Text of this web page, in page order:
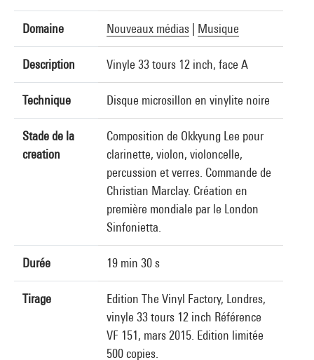
Domaine Nouveaux médias Musique
Description Vinyle 33 tours 12 inch, face A
Technique Disque microsillon en vinylite noire
Stade de la
creation
Composition de Okkyung Lee pour
clarinette, violon, violoncelle,
percussion et verres. Commande de
Christian Marclay. Création en
première mondiale par le London
Sinfonietta.
Durée 19 min 30 s
Tirage
Edition The Vinyl Factory, Londres,
vinyle 33 tours 12 inch Référence
VF 151, mars 2015. Edition limitée
500 copies.